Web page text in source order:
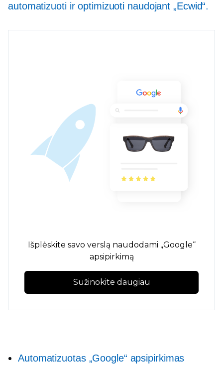
automatizuoti ir optimizuoti naudojant „Ecwid“.
Išplėskite savo verslą naudodami „Google“
apsipirkimą
Sužinokite daugiau
Automatizuotas „Google“ apsipirkimas